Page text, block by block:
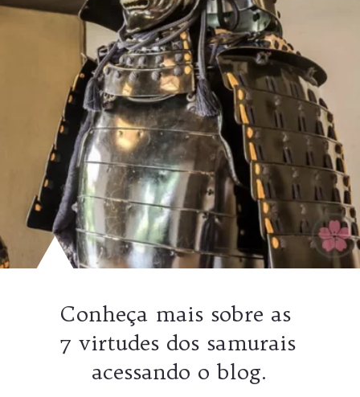
Conheça mais sobre as
7 virtudes dos samurais
acessando o blog.